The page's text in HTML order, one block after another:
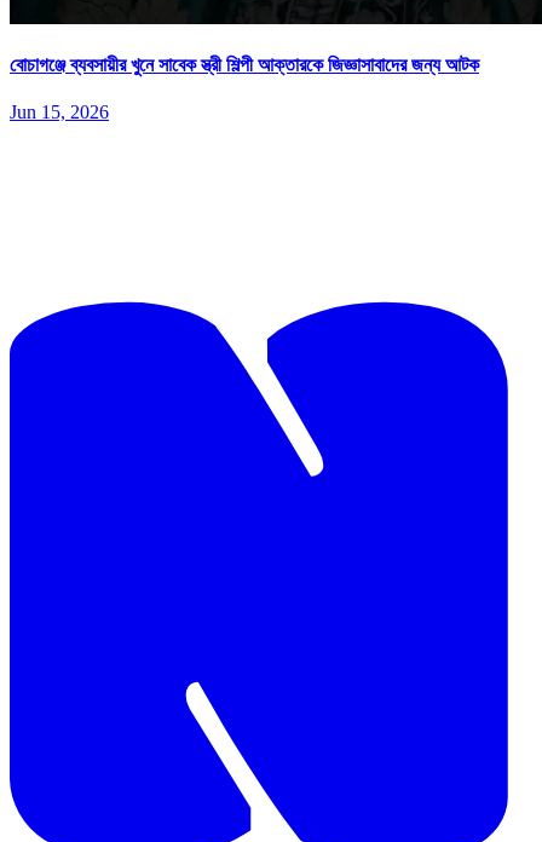
বোচাগঞ্জে ব্যবসায়ীর খুনে সাবেক স্ত্রী শিল্পী আক্তারকে জিজ্ঞাসাবাদের জন্য আটক
Jun 15, 2026